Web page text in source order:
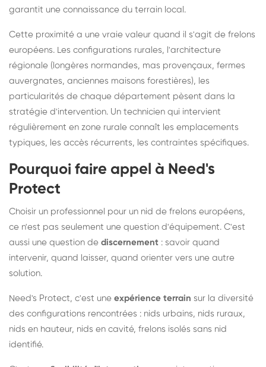
garantit une connaissance du terrain local.
Cette proximité a une vraie valeur quand il s'agit de frelons
européens. Les configurations rurales, l'architecture
régionale (longères normandes, mas provençaux, fermes
auvergnates, anciennes maisons forestières), les
particularités de chaque département pèsent dans la
stratégie d'intervention. Un technicien qui intervient
régulièrement en zone rurale connaît les emplacements
typiques, les accès récurrents, les contraintes spécifiques.
Pourquoi faire appel à Need's
Protect
Choisir un professionnel pour un nid de frelons européens,
ce n'est pas seulement une question d'équipement. C'est
aussi une question de discernement : savoir quand
intervenir, quand laisser, quand orienter vers une autre
solution.
Need's Protect, c'est une expérience terrain sur la diversité
des configurations rencontrées : nids urbains, nids ruraux,
nids en hauteur, nids en cavité, frelons isolés sans nid
identifié.